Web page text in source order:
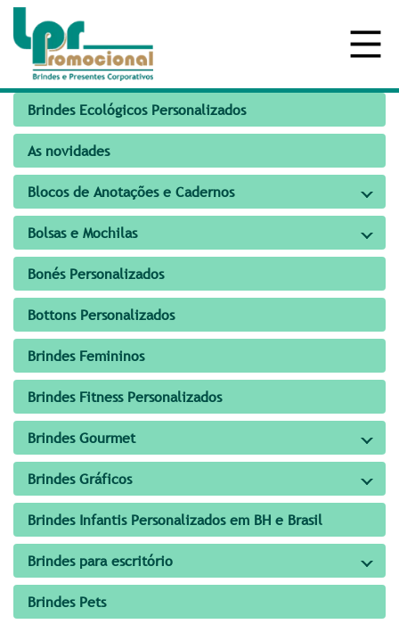
Brindes Ecológicos Personalizados
As novidades
Blocos de Anotações e Cadernos
Bolsas e Mochilas
Bonés Personalizados
Bottons Personalizados
Brindes Femininos
Brindes Fitness Personalizados
Brindes Gourmet
Brindes Gráficos
Brindes Infantis Personalizados em BH e Brasil
Brindes para escritório
Brindes Pets